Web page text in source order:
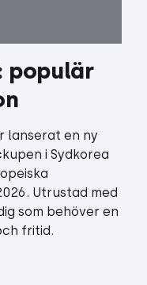
populär
lanserat en ny
i Sydkorea
Utrustad med
som behöver en
fritid.